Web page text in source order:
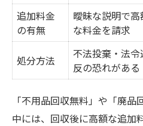
追加料金
の有無
曖昧な説明で高
な料金を請求
処分方法
不法投棄・法令
反の恐れがある
「不用品回収無料」や「廃
中には、回収後に高額な追加